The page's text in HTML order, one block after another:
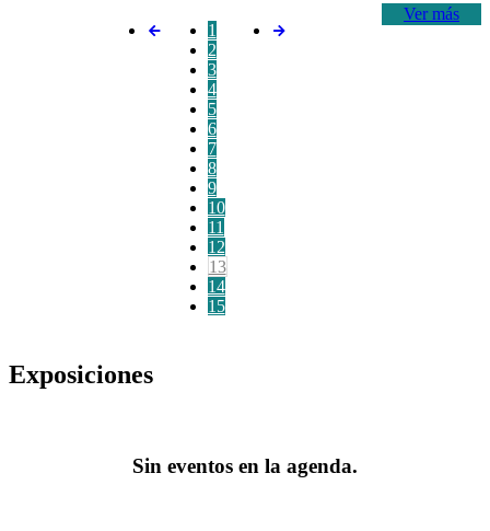
Ver más
1
2
3
4
5
6
7
8
9
10
11
12
13
14
15
Exposiciones
Sin eventos en la agenda.